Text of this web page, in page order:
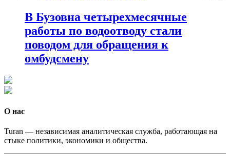
В Бузовна четырехмесячные
работы по водоотводу стали
поводом для обращения к
омбудсмену
О нас
Turan — независимая аналитическая служба, работающая на
стыке политики, экономики и общества.